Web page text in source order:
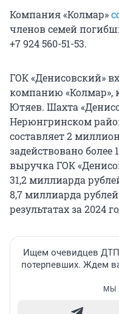
Компания «Колмар»
членов семей
+7 924 560-51-53.
ГОК «Денисовский»
компанию «Колмар»,
Ютяев. Шахта
Нерюнгринском
составляет 2
задействовано более
выручка ГОК
31,2 миллиарда
8,7 миллиарда
результатах за 2024
Ищем очевидцев ДТП
потерпевших. Ждем
МЫ